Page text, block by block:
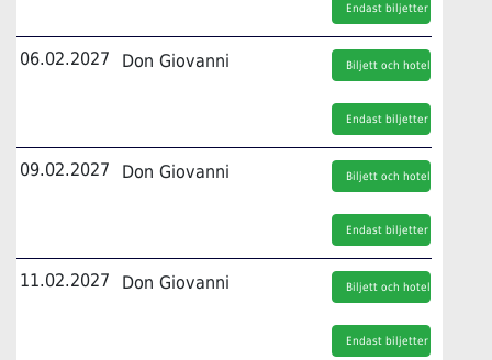
Endast biljetter
06.02.2027 Don Giovanni Biljett och hotell
Endast biljetter
09.02.2027 Don Giovanni Biljett och hotell
Endast biljetter
11.02.2027 Don Giovanni Biljett och hotell
Endast biljetter